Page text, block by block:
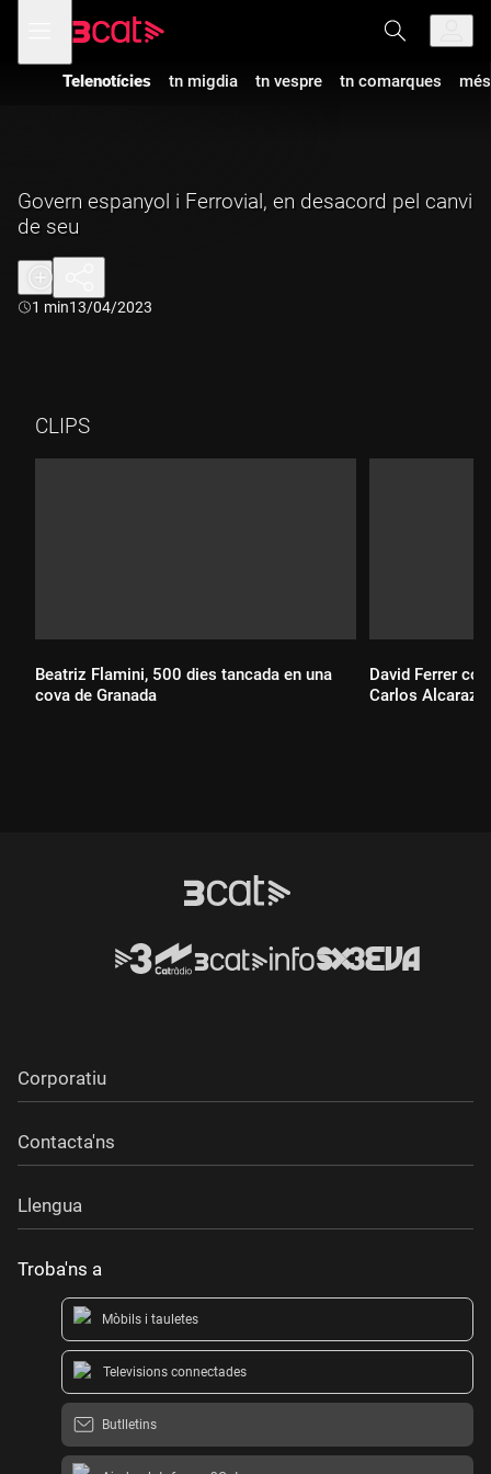
navegació
menú
de
Telenotícies tn migdia tn vespre tn comarques
Govern espanyol i Ferrovial, en desacord pel canvi
de seu
Durada:
1 min13/04/2023
CLIPS
Beatriz Flamini, 500 dies tancada en una
cova de Granada
David Ferrer
Carlos Alcaraz
Corporatiu
Contacta'ns
Llengua
Troba'ns a
Mòbils i tauletes
Televisions connectades
Butlletins